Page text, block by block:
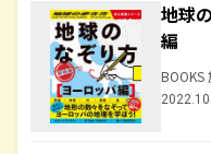
地球
編
BOOKS